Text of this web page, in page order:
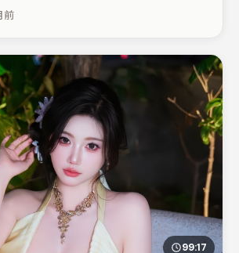
整体完成度较高，适合周末一口气追完。
前
99:17